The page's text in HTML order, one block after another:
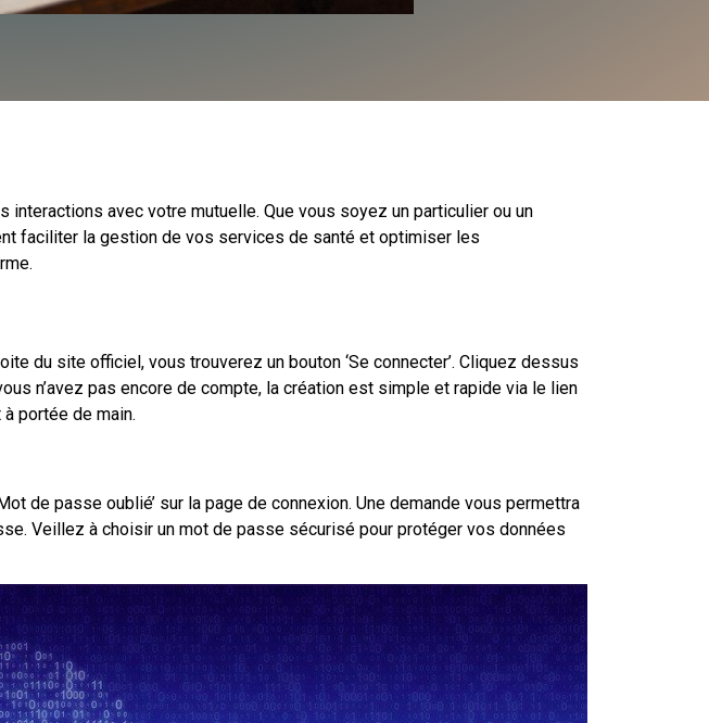
avec votre mutuelle. Que vous soyez un particulier ou un
faciliter la gestion de vos services de santé et optimiser les
du site officiel, vous trouverez un bouton ‘Se connecter’. Cliquez dessus
n’avez pas encore de compte, la création est simple et rapide via le lien
portée de main.
de passe oublié’ sur la page de connexion. Une demande vous permettra
Veillez à choisir un mot de passe sécurisé pour protéger vos données